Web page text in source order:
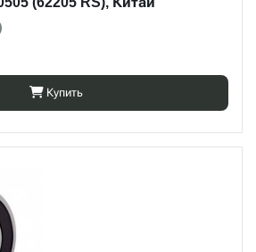
Купить